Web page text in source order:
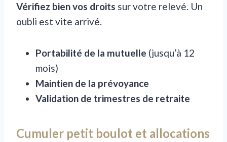
Vérifiez bien vos droits sur votre relevé. Un
oubli est vite arrivé.
Portabilité de la mutuelle (jusqu’à 12
mois)
Maintien de la prévoyance
Validation de trimestres de retraite
Cumuler petit boulot et allocations